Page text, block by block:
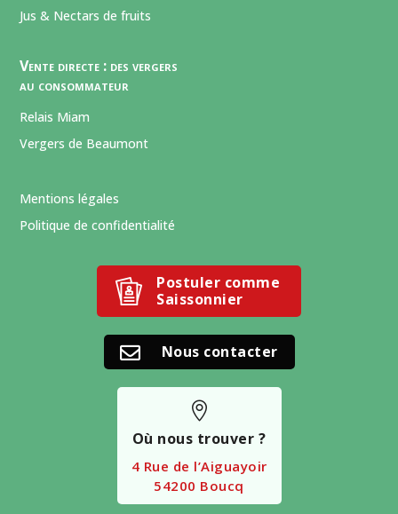
Jus & Nectars de fruits
Vente directe : des vergers
au consommateur
Relais Miam
Vergers de Beaumont
Mentions légales
Politique de confidentialité
Postuler comme
Saissonnier
 Nous contacter

Où nous trouver ?
4 Rue de l’Aiguayoir
54200 Boucq